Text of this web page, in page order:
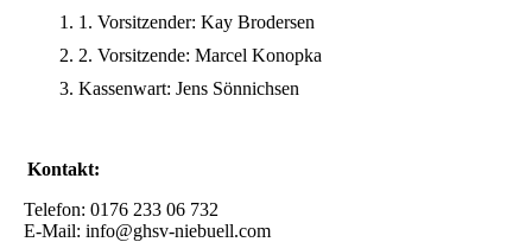
1. Vorsitzender: Kay Brodersen
2. Vorsitzende: Marcel Konopka
Kassenwart: Jens Sönnichsen
Kontakt:
Telefon: 0176 233 06 732
E-Mail: info@ghsv-niebuell.com